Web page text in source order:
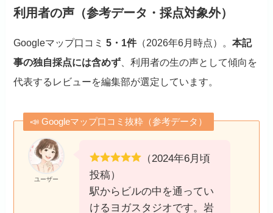
利用者の声（参考データ・採点対象外）
Googleマップ口コミ5・1件（2026年6月時点）。本記
事の独自採点には含めず 、利用者の生の声として傾向を
代表するレビューを編集部が選定しています。
📣 Googleマップ口コミ抜粋（参考データ）
ユーザー
（2024年6月頃
投稿）
駅からビルの中を通ってい
けるヨガスタジオです。岩